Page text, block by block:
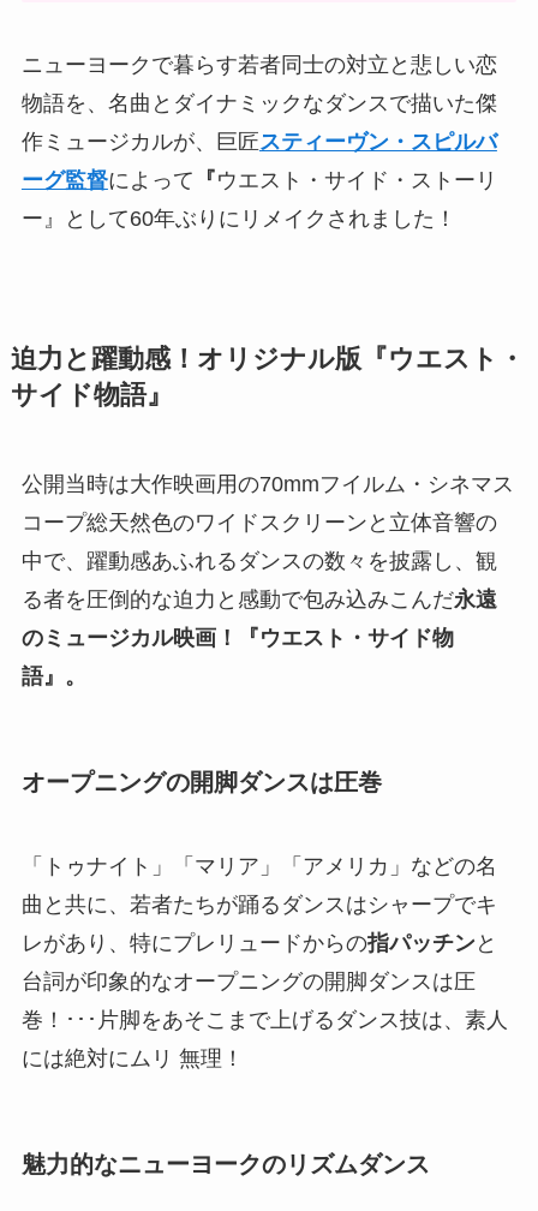
ニューヨークで暮らす若者同士の対立と悲しい恋
物語を、名曲とダイナミックなダンスで描いた傑
作ミュージカルが、巨匠スティーヴン・スピルバ
ーグ監督によって 『ウエスト・サイド・ストーリ
ー』として60年ぶりにリメイクされました！
迫力と躍動感！オリジナル版 『ウエスト・
サイド物語』
公開当時は大作映画用の70mmフイルム・シネマス
コープ総天然色のワイドスクリーンと立体音響の
中で、躍動感あふれるダンスの数々を披露し、観
る者を圧倒的な迫力と感動で包み込みこんだ永遠
のミュージカル映画！
『ウエスト・サイド物
語』。
オープニングの開脚ダンスは圧巻
「トゥナイト」「マリア」「アメリカ」などの名
曲と共に、若者たちが踊るダンスはシャープでキ
レがあり、特にプレリュードからの指パッチンと
台詞が印象的なオープニングの開脚ダンスは圧
巻！･･･片脚をあそこまで上げるダンス技は、素人
には絶対にムリ 無理！
魅力的なニューヨークのリズムダンス